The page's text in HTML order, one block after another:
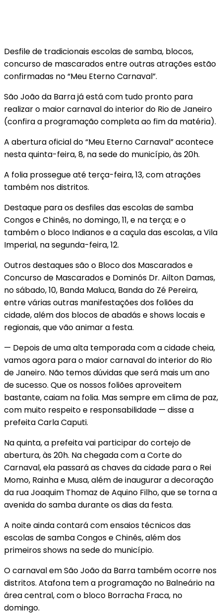
Desfile de tradicionais escolas de samba, blocos,
concurso de mascarados entre outras atrações estão
confirmadas no “Meu Eterno Carnaval”.
São João da Barra já está com tudo pronto para
realizar o maior carnaval do interior do Rio de Janeiro
(confira a programação completa ao fim da matéria).
A abertura oficial do “Meu Eterno Carnaval” acontece
nesta quinta-feira, 8, na sede do município, às 20h.
A folia prossegue até terça-feira, 13, com atrações
também nos distritos.
Destaque para os desfiles das escolas de samba
Congos e Chinês, no domingo, 11, e na terça; e o
também o bloco Indianos e a caçula das escolas, a Vila
Imperial, na segunda-feira, 12.
Outros destaques são o Bloco dos Mascarados e
Concurso de Mascarados e Dominós Dr. Ailton Damas,
no sábado, 10, Banda Maluca, Banda do Zé Pereira,
entre várias outras manifestações dos foliões da
cidade, além dos blocos de abadás e shows locais e
regionais, que vão animar a festa.
— Depois de uma alta temporada com a cidade cheia,
vamos agora para o maior carnaval do interior do Rio
de Janeiro. Não temos dúvidas que será mais um ano
de sucesso. Que os nossos foliões aproveitem
bastante, caiam na folia. Mas sempre em clima de paz,
com muito respeito e responsabilidade — disse a
prefeita Carla Caputi.
Na quinta, a prefeita vai participar do cortejo de
abertura, às 20h. Na chegada com a Corte do
Carnaval, ela passará as chaves da cidade para o Rei
Momo, Rainha e Musa, além de inaugurar a decoração
da rua Joaquim Thomaz de Aquino Filho, que se torna a
avenida do samba durante os dias da festa.
A noite ainda contará com ensaios técnicos das
escolas de samba Congos e Chinês, além dos
primeiros shows na sede do município.
O carnaval em São João da Barra também ocorre nos
distritos. Atafona tem a programação no Balneário na
área central, com o bloco Borracha Fraca, no
domingo.